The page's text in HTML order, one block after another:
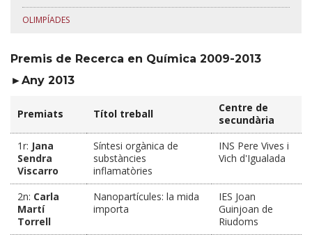
OLIMPÍADES
Premis de Recerca en Química 2009-2013
►Any 2013
Premiats Títol treball
Centre de
secundària
1r: Jana
Sendra
Viscarro
Síntesi orgànica de
substàncies
inflamatòries
INS Pere Vives i
Vich d'Igualada
2n: Carla
Martí
Torrell
Nanopartícules: la mida
importa
IES Joan
Guinjoan de
Riudoms